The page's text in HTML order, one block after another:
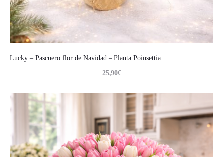
Lucky – Pascuero flor de Navidad – Planta Poinsettia
25,90€